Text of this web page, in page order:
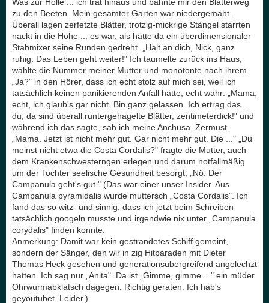
zu den Beeten. Mein gesamter Garten war niedergemäht.
Überall lagen zerfetzte Blätter, trotzig-mickrige Stängel starrten
nackt in die Höhe ... es war, als hätte da ein überdimensionaler
Stabmixer seine Runden gedreht. „Halt an dich, Nick, ganz
ruhig. Das Leben geht weiter!" Ich taumelte zurück ins Haus,
wählte die Nummer meiner Mutter und monotonte nach ihrem
„Ja?" in den Hörer, dass ich echt stolz auf mich sei, weil ich
tatsächlich keinen panikierenden Anfall hätte, echt wahr: „Mama,
echt, ich glaub's gar nicht. Bin ganz gelassen. Ich ertrag das ...
du, da sind überall runtergehagelte Blätter, zentimeterdick!" und
während ich das sagte, sah ich meine Anchusa. Zermust.
„Mama. Jetzt ist nicht mehr gut. Gar nicht mehr gut. Die ..." „Du
meinst nicht etwa die Costa Cordalis?" fragte die Mutter, auch
dem Krankenschwesterngen erlegen und darum notfallmäßig
um der Tochter seelische Gesundheit besorgt, „Nö. Der
Campanula geht's gut." (Das war einer unser Insider. Aus
Campanula pyramidalis wurde muttersch „Costa Cordalis". Ich
fand das so witz- und sinnig, dass ich jetzt beim Schreiben
tatsächlich googeln musste und irgendwie nix unter „Campanula
corydalis" finden konnte.
Anmerkung: Damit war kein gestrandetes Schiff gemeint,
sondern der Sänger, den wir in zig Hitparaden mit Dieter
Thomas Heck gesehen und generationsübergreifend angelechzt
hatten. Ich sag nur „Anita". Da ist „Gimme, gimme ..." ein müder
Ohrwurmabklatsch dagegen. Richtig geraten. Ich hab's
geyoutubet. Leider.)